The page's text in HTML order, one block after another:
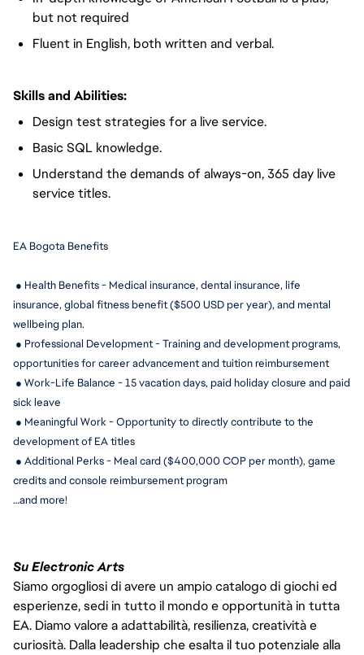
but not required
Fluent in English, both written and verbal.
Skills and Abilities:
Design test strategies for a live service.
Basic SQL knowledge.
Understand the demands of always-on, 365 day live
service titles.
EA Bogota Benefits
● Health Benefits - Medical insurance, dental insurance, life
insurance, global fitness benefit ($500 USD per year), and mental
wellbeing plan.
● Professional Development - Training and development programs,
opportunities for career advancement and tuition reimbursement
● Work-Life Balance - 15 vacation days, paid holiday closure and paid
sick leave
● Meaningful Work - Opportunity to directly contribute to the
development of EA titles
● Additional Perks - Meal card ($400,000 COP per month), game
credits and console reimbursement program
…and more!
Su Electronic Arts
Siamo orgogliosi di avere un ampio catalogo di giochi ed
esperienze, sedi in tutto il mondo e opportunità in tutta
EA. Diamo valore a adattabilità, resilienza, creatività e
curiosità. Dalla leadership che esalta il tuo potenziale alla